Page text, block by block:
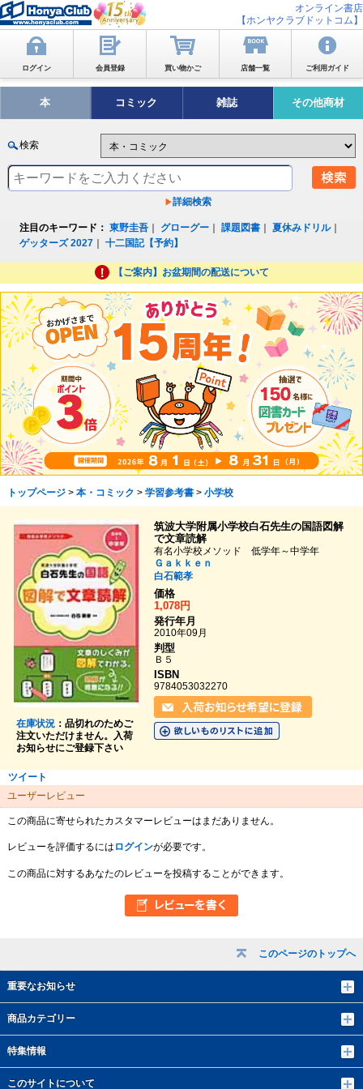
オンライン書店
【ホンヤクラブドットコム】
ログイン 会員登録 買い物かご 店舗一覧 ご利用ガイド
本 コミック 雑誌 その他商材
検索
詳細検索
注目のキーワード： 東野圭吾 グローグー ｜課題図書 ｜夏休みドリル｜
ゲッターズ 2027 ｜十二国記【予約】
【ご案内】お盆期間の配送について
このページのトップへ
重要なお知らせ
商品カテゴリー
特集情報
このサイトについて
トップページ> 本・コミック > 学習参考書> 小学校
在庫状況：品切れのためご
注文いただけません。入荷
お知らせにご登録下さい
筑波大学附属小学校白石先生の国語図解
で文章読解
有名小学校メソッド 低学年～中学年
Ｇａｋｋｅｎ
白石範孝
価格
1,078円
発行年月
2010年09月
判型
Ｂ５
ISBN
9784053032270
ツイート
ユーザーレビュー
この商品に寄せられたカスタマーレビューはまだありません。
レビューを評価するには ログインが必要です。
この商品に対するあなたのレビューを投稿することができます。